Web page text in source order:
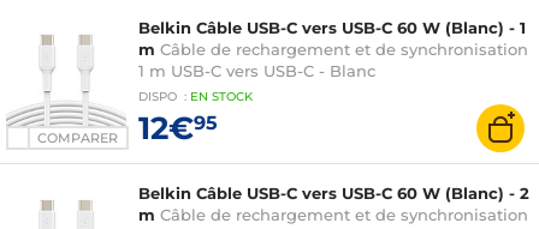
COMPARER
Belkin Câble USB-C vers USB-C 60 W (Blanc) - 1
m Câble de rechargement et de synchronisation
1 m USB-C vers USB-C - Blanc
DISPO : EN STOCK
12€95
Belkin Câble USB-C vers USB-C 60 W (Blanc) - 2
m Câble de rechargement et de synchronisation